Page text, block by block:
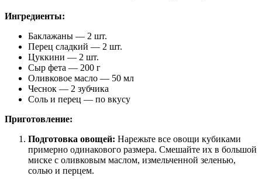
Ингредиенты:
Баклажаны — 2 шт.
Перец сладкий — 2 шт.
Цуккини — 2 шт.
Сыр фета — 200 г
Оливковое масло — 50 мл
Чеснок — 2 зубчика
Соль и перец — по вкусу
Приготовление:
Подготовка овощей: Нарежьте все овощи кубиками
примерно одинакового размера. Смешайте их в большой
миске с оливковым маслом, измельченной зеленью,
солью и перцем.